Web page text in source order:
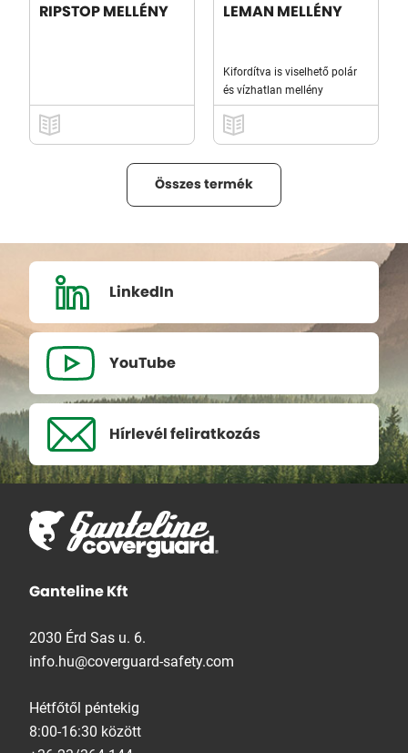
RIPSTOP MELLÉNY
LEMAN MELLÉNY
Kifordítva is viselhető polár
és vízhatlan mellény
Összes termék
LinkedIn
YouTube
Hírlevél feliratkozás
Ganteline Kft
2030 Érd Sas u. 6.
info.hu@coverguard-safety.com
Hétfőtől péntekig
8:00-16:30 között